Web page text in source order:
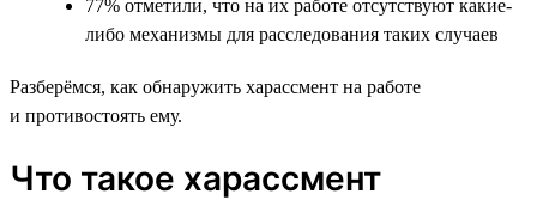
77% отметили, что на их работе отсутствуют какие-
либо механизмы для расследования таких случаев
Разберёмся, как обнаружить харассмент на работе
и противостоять ему.
Что такое харассмент